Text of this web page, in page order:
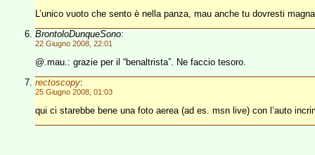
L’unico vuoto che sento è nella panza, mau anche tu dovresti
BrontoloDunqueSono:
22 Giugno 2008, 22:01
@.mau.: grazie per il “benaltrista”. Ne faccio tesoro.
rectoscopy:
25 Giugno 2008, 01:03
qui ci starebbe bene una foto aerea (ad es. msn live) con l’auto